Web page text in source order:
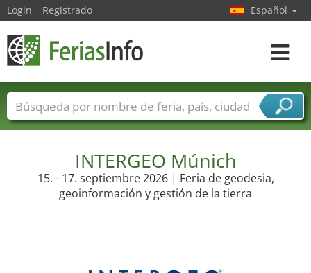
INTERGEO Múnich
15. - 17. septiembre 2026 | Feria de geodesia,
geoinformación y gestión de la tierra
Login Registrado Español
toggle
Nombres de ferias Países
Ciudades
Sectores de proveedor de servicios